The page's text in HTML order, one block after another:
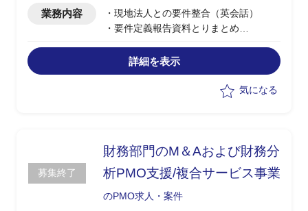
業務内容
・現地法人との要件整合（英会話）
・要件定義報告資料とりまとめ
ア地域、アフリカ中東地域）
詳細を表示
気になる
募集終了
財務部門のM＆Aおよび財務分
析PMO支援/複合サービス事業
のPMO求人・案件